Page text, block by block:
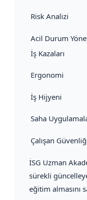
Risk Analizi
Acil Durum
İş Kazaları
Ergonomi
İş Hijyeni
Saha
Çalışan
İSG Uzman
sürekli
eğitim almasını